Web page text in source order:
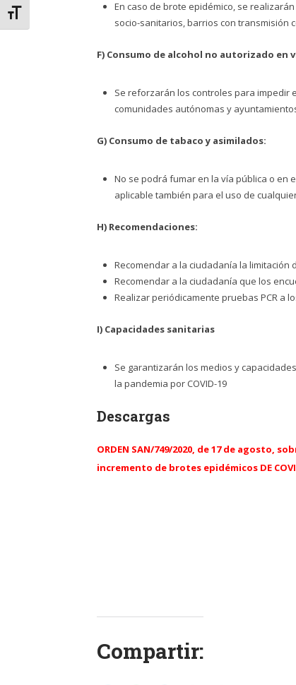
Alternar tamaño de letra
En caso de brote epidémico, se
socio-sanitarios, barrios con transmisión
F) Consumo de alcohol no autorizado en
Se reforzarán los controles para impedir
comunidades autónomas y
G) Consumo de tabaco y asimilados:
No se podrá fumar en la vía pública o en
aplicable también para el uso de
H) Recomendaciones:
Recomendar a la ciudadanía la
Recomendar a la ciudadanía que los
Realizar periódicamente pruebas PCR a
I) Capacidades sanitarias
Se garantizarán los medios y
la pandemia por COVID-19
Descargas
ORDEN SAN/749/2020, de 17 de agosto,
incremento de brotes epidémicos DE
Compartir: